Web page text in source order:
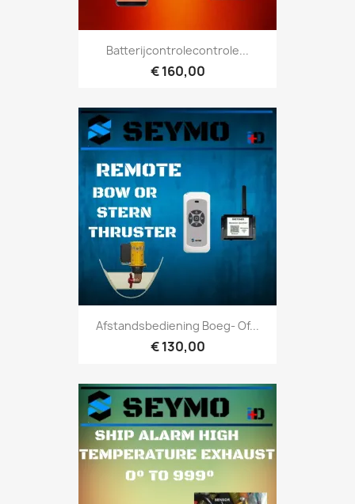
Batterijcontrolecontrole...
€ 160,00
Afstandsbediening Boeg- Of...
€ 130,00